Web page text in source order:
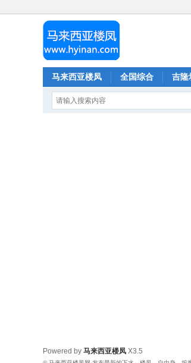
马来西亚楼凤 全国综合 吉隆
Powered by 马来西亚楼凤 X3.5